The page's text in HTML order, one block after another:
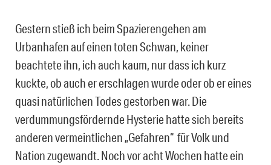
Gestern stieß ich beim Spazierengehen am
Urbanhafen auf einen toten Schwan, keiner
beachtete ihn, ich auch kaum, nur dass ich kurz
kuckte, ob auch er erschlagen wurde oder ob er eines
quasi natürlichen Todes gestorben war. Die
verdummungsfördernde Hysterie hatte sich bereits
anderen vermeintlichen „Gefahren“ für Volk und
Nation zugewandt. Noch vor acht Wochen hatte ein